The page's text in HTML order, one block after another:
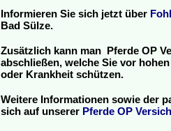
Informieren Sie sich jetzt über
Bad Sülze.
Zusätzlich kann man Pferde OP
abschließen, welche Sie vor
oder Krankheit schützen.
Weitere Informationen sowie der
sich auf unserer Pferde OP